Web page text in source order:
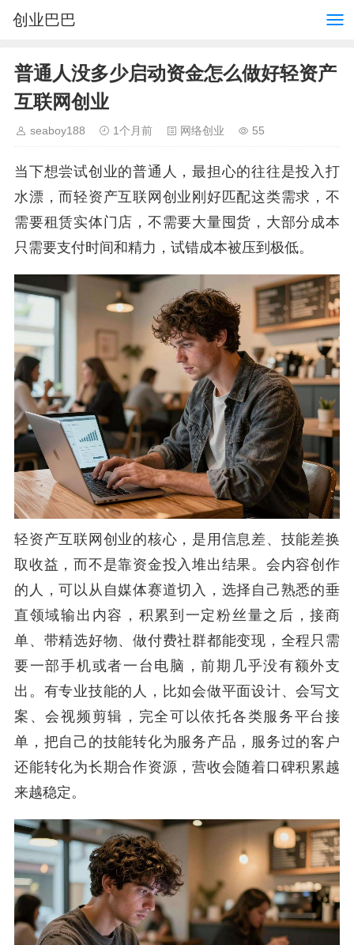
创业巴巴
普通人没多少启动资金怎么做好轻资产
互联网创业
seaboy188 1个月前 网络创业 55
当下想尝试创业的普通人，最担心的往往是投入打
水漂，而轻资产互联网创业刚好匹配这类需求，不
需要租赁实体门店，不需要大量囤货，大部分成本
只需要支付时间和精力，试错成本被压到极低。
轻资产互联网创业的核心，是用信息差、技能差换
取收益，而不是靠资金投入堆出结果。会内容创作
的人，可以从自媒体赛道切入，选择自己熟悉的垂
直领域输出内容，积累到一定粉丝量之后，接商
单、带精选好物、做付费社群都能变现，全程只需
要一部手机或者一台电脑，前期几乎没有额外支
出。有专业技能的人，比如会做平面设计、会写文
案、会视频剪辑，完全可以依托各类服务平台接
单，把自己的技能转化为服务产品，服务过的客户
还能转化为长期合作资源，营收会随着口碑积累越
来越稳定。